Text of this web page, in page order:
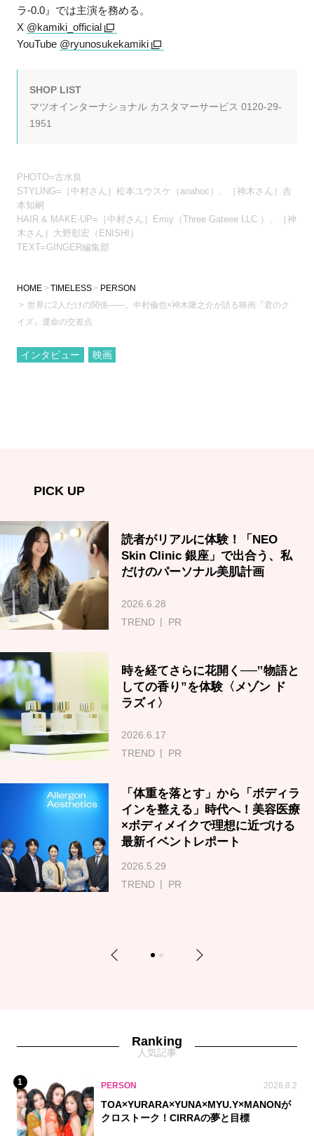
ラ-0.0』では主演を務める。
X @kamiki_official
YouTube @ryunosukekamiki
SHOP LIST
マツオインターナショナル カスタマーサービス 0120-29-
1951
PHOTO=古水良
STYLING=［中村さん］松本ユウスケ（anahoc）、［神木さん］吉
本知嗣
HAIR & MAKE-UP=［中村さん］Emiy（Three Gateee LLC.）、［神
木さん］大野彰宏（ENISHI）
TEXT=GINGER編集部
HOME TIMELESS
PERSON
世界に2人だけの関係――。中村倫也×神木隆之介が語る映画『君のク
イズ』運命の交差点
インタビュー 映画
PICK UP
読者がリアルに体験！「NEO
Skin Clinic 銀座」で出合う、私
だけのパーソナル美肌計画
2026.6.28
TREND
PR
時を経てさらに花開く──‟物語と
しての香り”を体験〈メゾン ド
ラズィ〉
2026.6.17
TREND
PR
「体重を落とす」から「ボディラ
インを整える」時代へ！美容医療
×ボディメイクで理想に近づける
最新イベントレポート
2026.5.29
TREND
PR
Previous 1 2 Next
Ranking
人気記事
1 PERSON 2026.8.2
TOA×YURARA×YUNA×MYU.Y×MANONが
クロストーク！CIRRAの夢と目標